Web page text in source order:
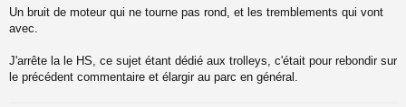
e
s
g
e
Un bruit de moteur qui ne tourne pas rond, et les tremblements qui vont
avec.
J'arrête la le HS, ce sujet étant dédié aux trolleys, c'était pour rebondir sur
le précédent commentaire et élargir au parc en général.